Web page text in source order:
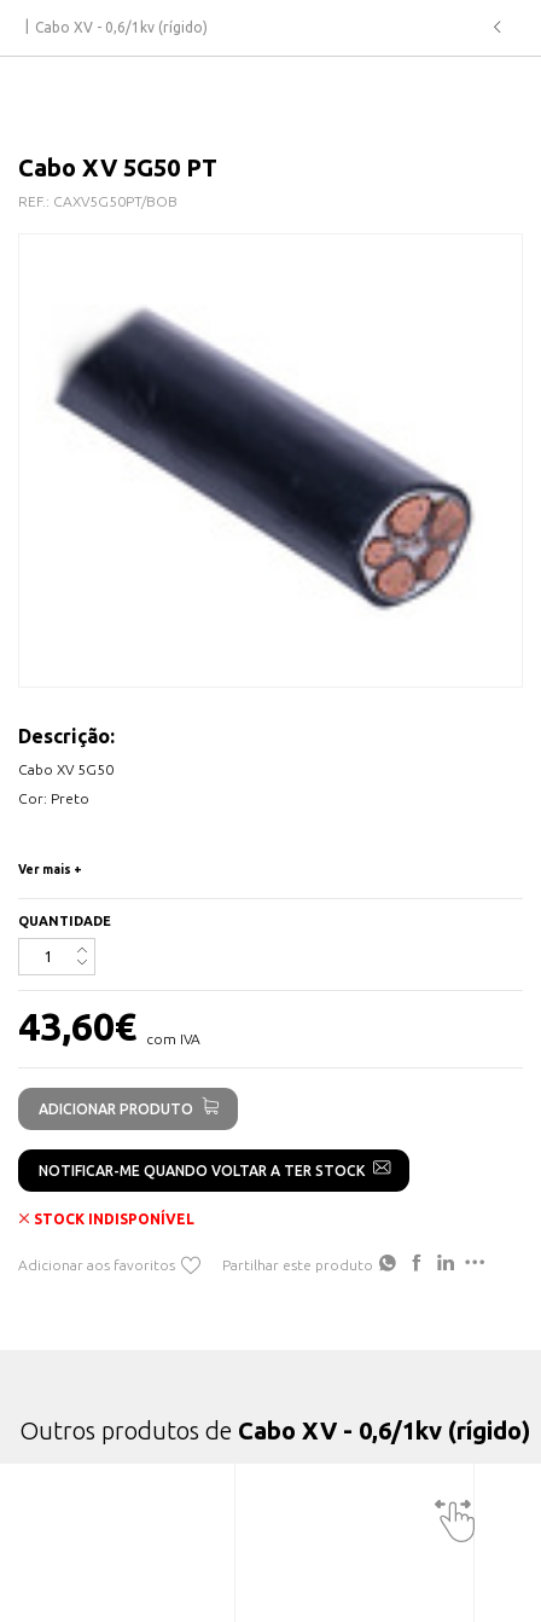
Cabo XV - 0,6/1kv (rígido)
Cabo XV 5G50 PT
REF.: CAXV5G50PT/BOB
Descrição:
Cabo XV 5G50
Cor: Preto
Ver mais +
QUANTIDADE
43,60€ com IVA
ADICIONAR PRODUTO
NOTIFICAR-ME QUANDO VOLTAR A TER STOCK
STOCK INDISPONÍVEL
Adicionar aos favoritos Partilhar este produto
Outros produtos de Cabo XV - 0,6/1kv (rígido)